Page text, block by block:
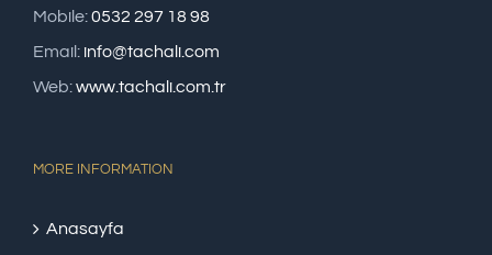
Mobile:0532 297 18 98
Email: info@tachali.com
Web:www.tachali.com.tr
MORE INFORMATION
Anasayfa